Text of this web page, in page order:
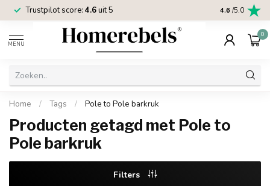
Trustpilot score: 4.6uit 5 2 jaar
4.6 /5.0
MENU
0
Home / Tags / Pole to Pole barkruk
Producten getagd met Pole to
Pole barkruk
Filters